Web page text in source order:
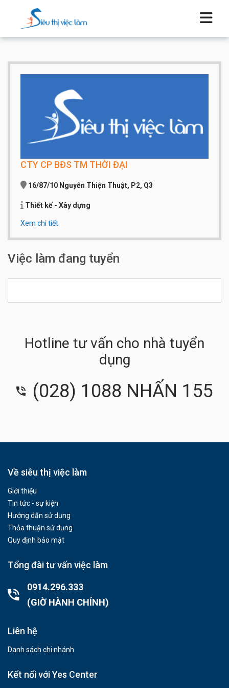
CTY CP BĐS TM THỜI ĐẠI
16/87/10 Nguyễn Thiện Thuật, P2, Q3
Thiết kế - Xây dựng
Qui mô công ty:
Số điện thoại:092 738 8528
Xem chi tiết
Việc làm đang tuyển
Hotline tư vấn cho nhà tuyển
dụng
(028) 1088 NHẤN 155
Về siêu thị việc làm
Giới thiệu
Tin tức - sự kiện
Hướng dẫn sử dụng
Thỏa thuận sử dụng
Quy định bảo mật
Tổng đài tư vấn việc làm
0914.296.333
(GIỜ HÀNH CHÍNH)
Liên hệ
Danh sách chi nhánh
Kết nối với Yes Center